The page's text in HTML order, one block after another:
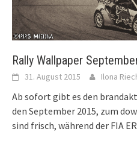
Rally Wallpaper
31. August 2015 Ilona
Ab sofort gibt es den
den September 2015, zum
sind frisch, während der FIA